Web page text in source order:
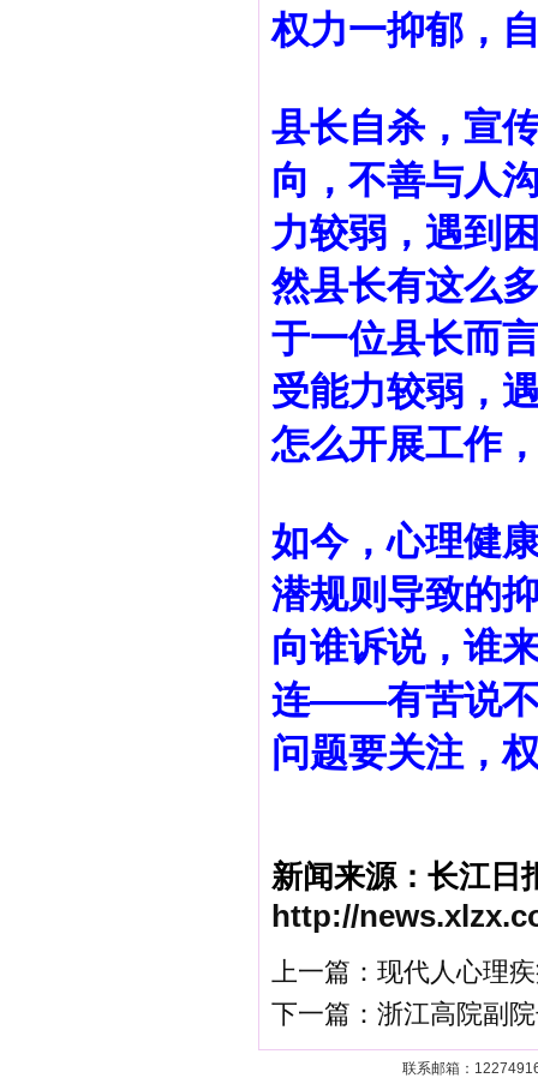
权力一抑郁，
县长自杀，宣
向，不善与人
力较弱，遇到
然县长有这么
于一位县长而
受能力较弱，
怎么开展工作
如今，心理健
潜规则导致的
向谁诉说，谁
连——有苦说不
问题要关注，
新闻来源：长江日
http://
上一篇：现代人心理
下一篇：浙江高院副
联系邮箱：